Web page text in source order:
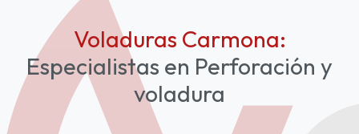
Voladuras Carmona:
Especialistas en Perforación y
voladura